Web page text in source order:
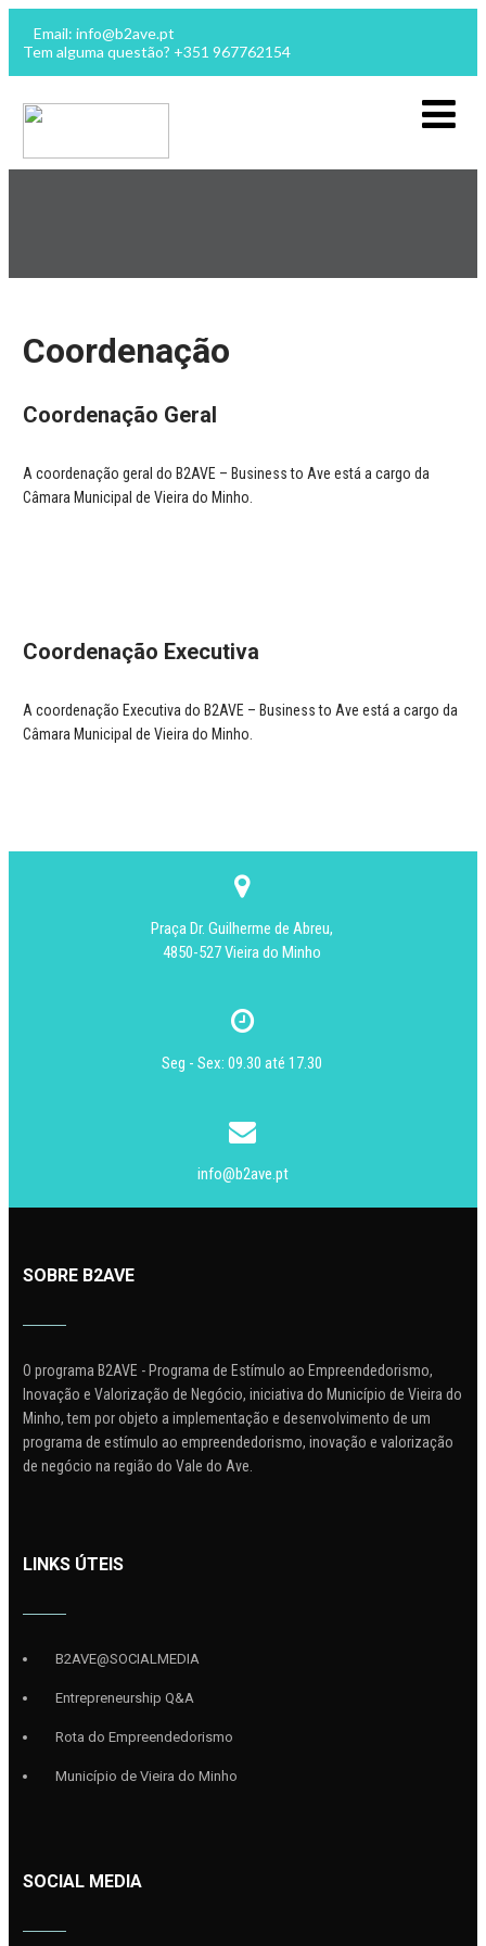
Email: info@b2ave.pt
Tem alguma questão? +351 967762154
Coordenação
Coordenação Geral
A coordenação geral do B2AVE – Business to Ave está a cargo da
Câmara Municipal de Vieira do Minho.
Coordenação Executiva
A coordenação Executiva do B2AVE – Business to Ave está a cargo da
Câmara Municipal de Vieira do Minho.
Praça Dr. Guilherme de Abreu,
4850-527 Vieira do Minho
Seg - Sex: 09.30 até 17.30
info@b2ave.pt
SOBRE B2AVE
O programa B2AVE - Programa de Estímulo ao Empreendedorismo,
Inovação e Valorização de Negócio, iniciativa do Município de Vieira do
Minho, tem por objeto a implementação e desenvolvimento de um
programa de estímulo ao empreendedorismo, inovação e valorização
de negócio na região do Vale do Ave.
LINKS ÚTEIS
B2AVE@SOCIALMEDIA
Entrepreneurship Q&A
Rota do Empreendedorismo
Município de Vieira do Minho
SOCIAL MEDIA